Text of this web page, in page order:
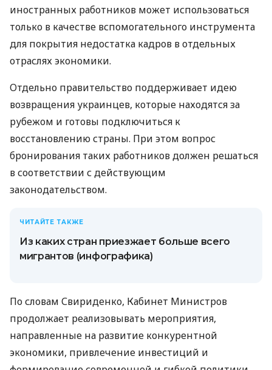
иностранных работников может использоваться
только в качестве вспомогательного инструмента
для покрытия недостатка кадров в отдельных
отраслях экономики.
Отдельно правительство поддерживает идею
возвращения украинцев, которые находятся за
рубежом и готовы подключиться к
восстановлению страны. При этом вопрос
бронирования таких работников должен решаться
в соответствии с действующим
законодательством.
ЧИТАЙТЕ ТАКЖЕ
Из каких стран приезжает больше всего
мигрантов (инфографика)
По словам Свириденко, Кабинет Министров
продолжает реализовывать мероприятия,
направленные на развитие конкурентной
экономики, привлечение инвестиций и